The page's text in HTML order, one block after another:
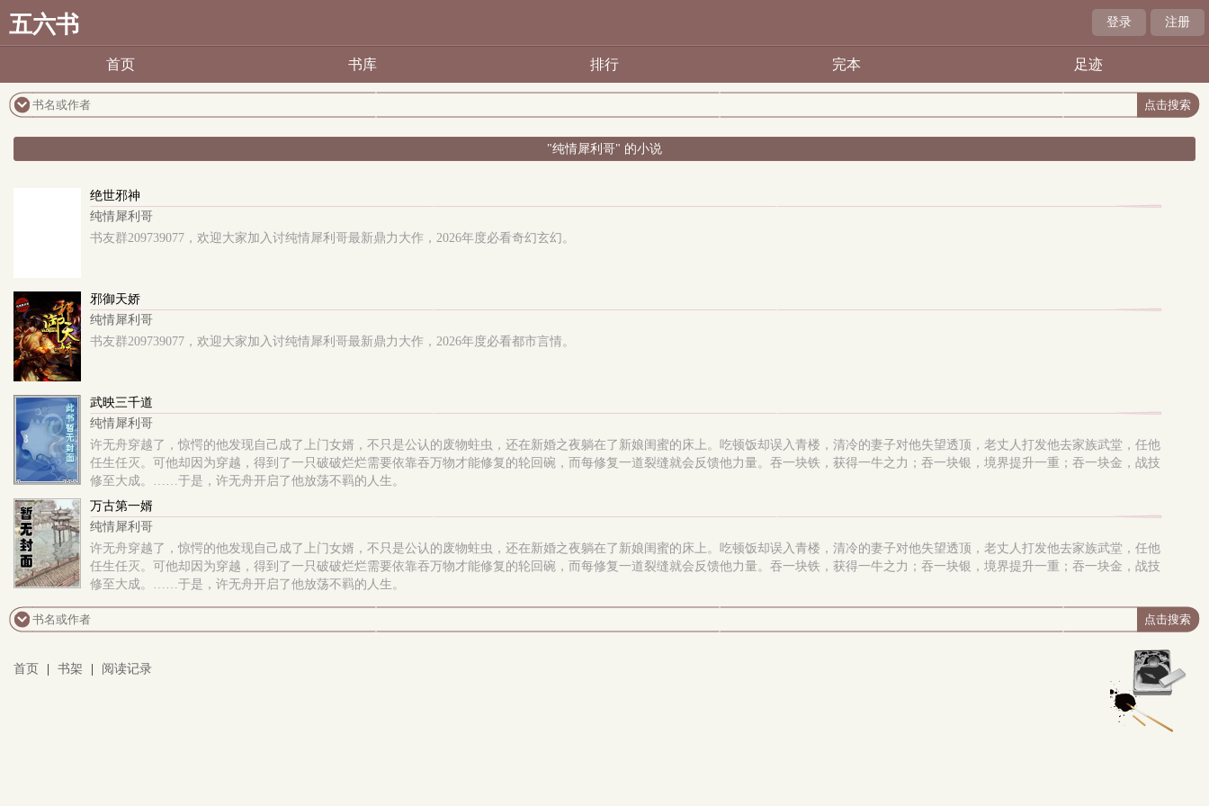
五六书 登录 注册
首页 书库 排行 完本 足迹
"纯情犀利哥" 的小说
绝世邪神
纯情犀利哥
书友群209739077，欢迎大家加入讨纯情犀利哥最新鼎力大作，2026年度必看奇幻玄幻。
邪御天娇
纯情犀利哥
书友群209739077，欢迎大家加入讨纯情犀利哥最新鼎力大作，2026年度必看都市言情。
武映三千道
纯情犀利哥
许无舟穿越了，惊愕的他发现自己成了上门女婿，不只是公认的废物蛀虫，还在新婚之夜躺在了新娘闺蜜的床上。吃顿饭却误入青楼，清冷的妻子对他失望透顶，老丈人打发他去家族武堂，任他
任生任灭。可他却因为穿越，得到了一只破破烂烂需要依靠吞万物才能修复的轮回碗，而每修复一道裂缝就会反馈他力量。吞一块铁，获得一牛之力；吞一块银，境界提升一重；吞一块金，战技
修至大成。……于是，许无舟开启了他放荡不羁的人生。
万古第一婿
纯情犀利哥
许无舟穿越了，惊愕的他发现自己成了上门女婿，不只是公认的废物蛀虫，还在新婚之夜躺在了新娘闺蜜的床上。吃顿饭却误入青楼，清冷的妻子对他失望透顶，老丈人打发他去家族武堂，任他
任生任灭。可他却因为穿越，得到了一只破破烂烂需要依靠吞万物才能修复的轮回碗，而每修复一道裂缝就会反馈他力量。吞一块铁，获得一牛之力；吞一块银，境界提升一重；吞一块金，战技
修至大成。……于是，许无舟开启了他放荡不羁的人生。
首页 书架 阅读记录